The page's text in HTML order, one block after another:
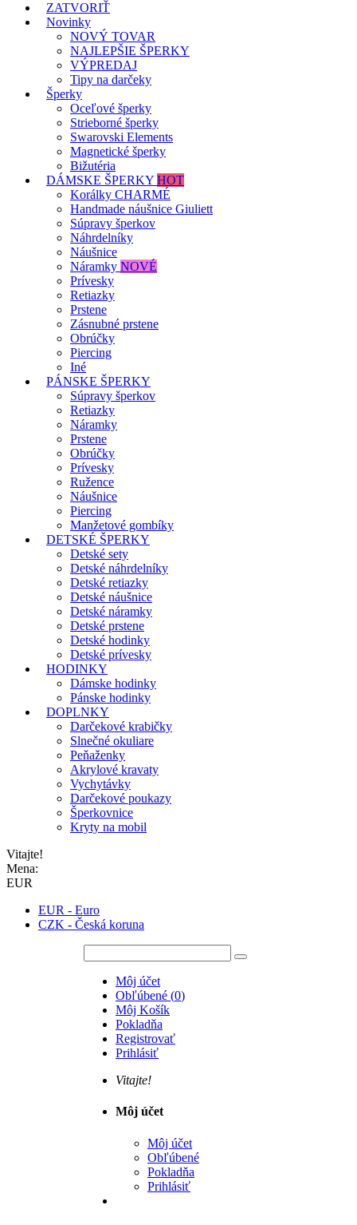
ZATVORIŤ
Novinky
NOVÝ TOVAR
NAJLEPŠIE ŠPERKY
VÝPREDAJ
Tipy na darčeky
Šperky
Oceľové šperky
Strieborné šperky
Swarovski Elements
Magnetické šperky
Bižutéria
DÁMSKE ŠPERKY HOT
Korálky CHARMÉ
Handmade náušnice Giuliett
Súpravy šperkov
Náhrdelníky
Náušnice
Náramky NOVÉ
Prívesky
Retiazky
Prstene
Zásnubné prstene
Obrúčky
Piercing
Iné
PÁNSKE ŠPERKY
Súpravy šperkov
Retiazky
Náramky
Prstene
Obrúčky
Prívesky
Ružence
Náušnice
Piercing
Manžetové gombíky
DETSKÉ ŠPERKY
Detské sety
Detské náhrdelníky
Detské retiazky
Detské náušnice
Detské náramky
Detské prstene
Detské hodinky
Detské prívesky
HODINKY
Dámske hodinky
Pánske hodinky
DOPLNKY
Darčekové krabičky
Slnečné okuliare
Peňaženky
Akrylové kravaty
Vychytávky
Darčekové poukazy
Šperkovnice
Kryty na mobil
Vitajte!
Mena:
EUR
EUR - Euro
CZK - Česká koruna
Môj účet
Obľúbené (0)
Môj Košík
Pokladňa
Registrovať
Prihlásiť
Vitajte!
Môj účet
Môj účet
Obľúbené
Pokladňa
Prihlásiť